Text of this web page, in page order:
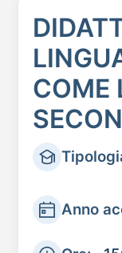
COME
Anno